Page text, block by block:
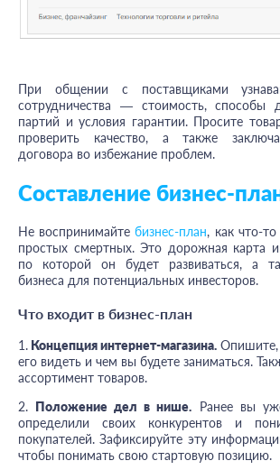
При общении с поставщиками
сотрудничества — стоимость, способы
партий и условия гарантии. Просите
проверить качество, а также
договора во избежание проблем.
Составление бизнес-
Не воспринимайтебизнес-план, как что-
простых смертных. Это дорожная карта
по которой он будет развиваться, а
бизнеса для потенциальных инвесторов.
Что входит в бизнес-план
1. Концепция интернет-магазина. Опишите,
его видеть и чем вы будете заниматься.
ассортимент товаров.
2. Положение дел в нише. Ранее вы
определили своих конкурентов и
покупателей. Зафиксируйте эту
чтобы понимать свою стартовую позицию.